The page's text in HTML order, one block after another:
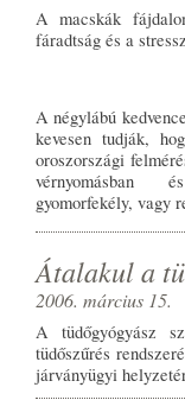
A macskák
fáradtság és a
A négylábú
kevesen tudják,
oroszországi
vérnyomásban
gyomorfekély, vagy
Átalakul a
2006. március 15.
A tüdőgyógyász
tüdőszűrés
járványügyi